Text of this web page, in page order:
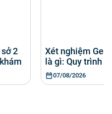
2
Xét nghiệm
là gì: Quy trình
07/08/2026